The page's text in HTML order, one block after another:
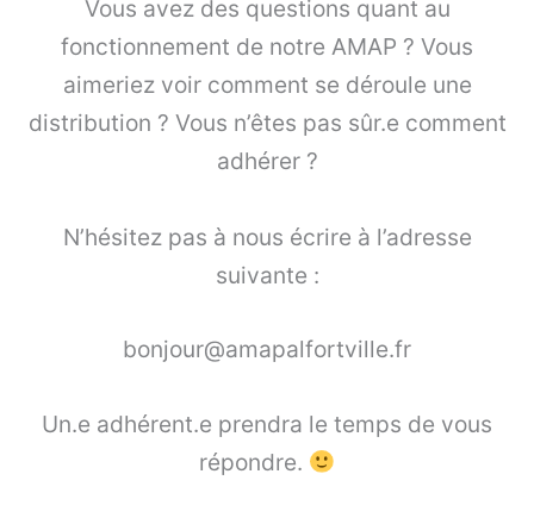
Vous avez des questions quant au
fonctionnement de notre AMAP ? Vous
aimeriez voir comment se déroule une
distribution ? Vous n’êtes pas sûr.e comment
adhérer ?
N’hésitez pas à nous écrire à l’adresse
suivante :
bonjour@amapalfortville.fr
Un.e adhérent.e prendra le temps de vous
répondre.